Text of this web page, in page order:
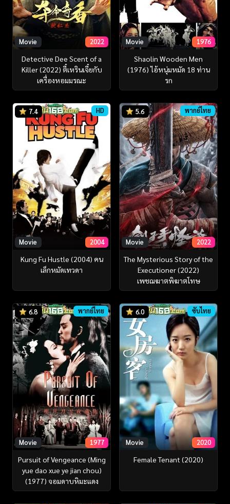
Movie 2022
Detective Dee Scent of a
Killer (2022) ตี๋เหรินเจี๋ยกับ
เครื่องหอมมรณะ
Movie 1976
Shaolin Wooden Men
(1976) ไอ้หนุ่มหมัด 18 ท่าน
รก
7.4 HD
Movie 2004
Kung Fu Hustle (2004) คน
เล็กหมัดเทวดา
5.6 พากย์ไทย
Movie 2022
The Mysterious Story of the
Executioner (2022)
เพชฌฆาตพิฆาตโทษ
6.8 พากย์ไทย
Movie 1977
Pursuit of Vengeance (Ming
yue dao xue ye jian chou)
(1977) จอมดาบหิมะแดง
6.0 ซับไทย
Movie 2020
Female Tenant (2020)